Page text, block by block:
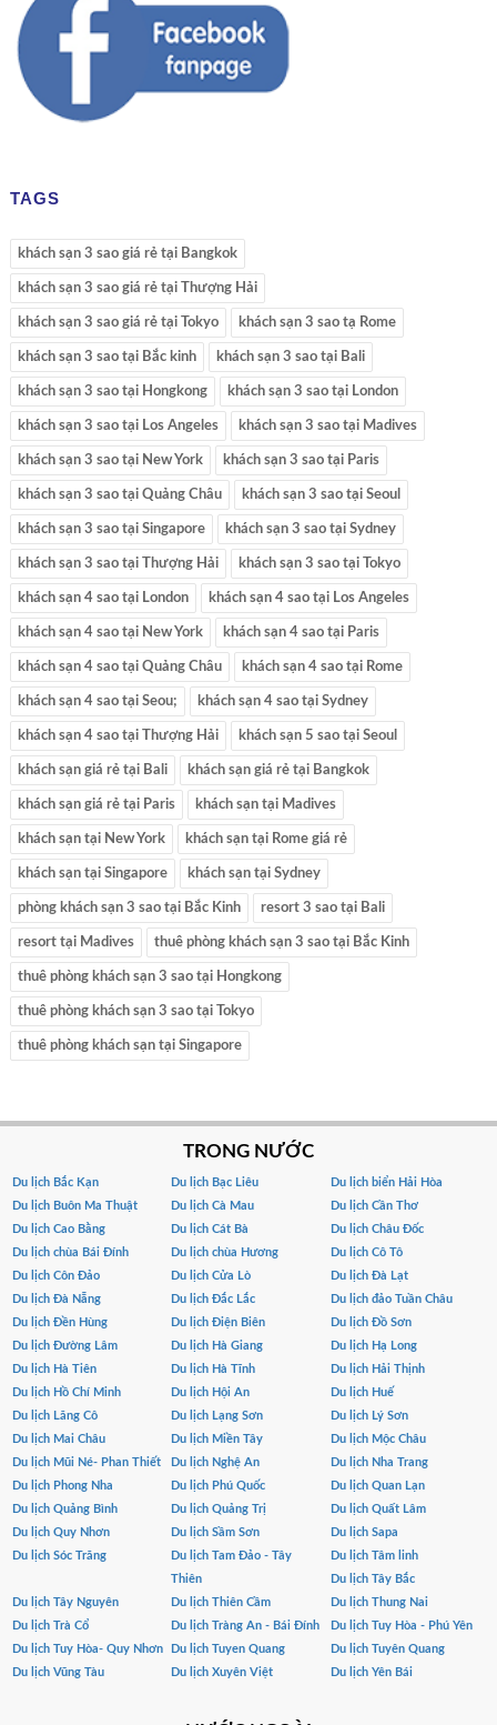
TAGS
khách sạn 3 sao giá rẻ tại Bangkok
khách sạn 3 sao giá rẻ tại Thượng Hải
khách sạn 3 sao giá rẻ tại Tokyo khách sạn 3 sao tạ Rome
khách sạn 3 sao tại Bắc kinh khách sạn 3 sao tại Bali
khách sạn 3 sao tại Hongkong khách sạn 3 sao tại London
khách sạn 3 sao tại Los Angeles khách sạn 3 sao tại Madives
khách sạn 3 sao tại New York khách sạn 3 sao tại Paris
khách sạn 3 sao tại Quảng Châu khách sạn 3 sao tại Seoul
khách sạn 3 sao tại Singapore khách sạn 3 sao tại Sydney
khách sạn 3 sao tại Thượng Hải khách sạn 3 sao tại Tokyo
khách sạn 4 sao tại London khách sạn 4 sao tại Los Angeles
khách sạn 4 sao tại New York khách sạn 4 sao tại Paris
khách sạn 4 sao tại Quảng Châu khách sạn 4 sao tại Rome
khách sạn 4 sao tại Seou; khách sạn 4 sao tại Sydney
khách sạn 4 sao tại Thượng Hải khách sạn 5 sao tại Seoul
khách sạn giá rẻ tại Bali khách sạn giá rẻ tại Bangkok
khách sạn giá rẻ tại Paris khách sạn tại Madives
khách sạn tại New York khách sạn tại Rome giá rẻ
khách sạn tại Singapore khách sạn tại Sydney
phòng khách sạn 3 sao tại Bắc Kinh resort 3 sao tại Bali
resort tại Madives thuê phòng khách sạn 3 sao tại Bắc Kinh
thuê phòng khách sạn 3 sao tại Hongkong
thuê phòng khách sạn 3 sao tại Tokyo
thuê phòng khách sạn tại Singapore
TRONG NƯỚC
Du lịch Bắc Kạn Du lịch Bạc Liêu
Du lịch biển Hải Hòa
Du lịch Buôn Ma Thuật
Du lịch Cà Mau
Du lịch Cần Thơ
Du lịch Cao Bằng
Du lịch Cát Bà
Du lịch Châu Đốc
Du lịch chùa Bái Đính
Du lịch chùa Hương
Du lịch Cô Tô
Du lịch Côn Đảo
Du lịch Cửa Lò
Du lịch Đà Lạt
Du lịch Đà Nẵng
Du lịch Đắc Lắc
Du lịch đảo Tuần Châu
Du lịch Đền Hùng
Du lịch Điện Biên
Du lịch Đồ Sơn
Du lịch Đường Lâm
Du lịch Hà Giang
Du lịch Hạ Long
Du lịch Hà Tiên
Du lịch Hà Tĩnh
Du lịch Hải Thịnh
Du lịch Hồ Chí Minh
Du lịch Hội An
Du lịch Huế
Du lịch Lăng Cô
Du lịch Lạng Sơn
Du lịch Lý Sơn
Du lịch Mai Châu
Du lịch Miền Tây
Du lịch Mộc Châu
Du lịch Mũi Né- Phan Thiết
Du lịch Nghệ An
Du lịch Nha Trang
Du lịch Phong Nha
Du lịch Phú Quốc
Du lịch Quan Lạn
Du lịch Quảng Bình
Du lịch Quảng Trị
Du lịch Quất Lâm
Du lịch Quy Nhơn
Du lịch Sầm Sơn
Du lịch Sapa
Du lịch Sóc Trăng
Du lịch Tam Đảo - Tây
Thiên
Du lịch Tâm linh
Du lịch Tây Bắc
Du lịch Tây Nguyên
Du lịch Thiên Cầm
Du lịch Thung Nai
Du lịch Trà Cổ
Du lịch Tràng An - Bái Đính
Du lịch Tuy Hòa - Phú Yên
Du lịch Tuy Hòa- Quy Nhơn
Du lịch Tuyen Quang
Du lịch Tuyên Quang
Du lịch Vũng Tàu
Du lịch Xuyên Việt Du lịch Yên Bái